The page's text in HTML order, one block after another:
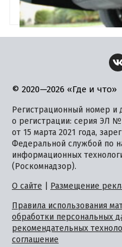
© 2020—2026 «Где и что»
Регистрационный номер и
о регистрации: серия ЭЛ
от 15 марта 2021 года,
Федеральной службой по
информационных
(Роскомнадзор).
О сайте
Размещение
Правила использования
обработки персональных
рекомендательных
соглашение